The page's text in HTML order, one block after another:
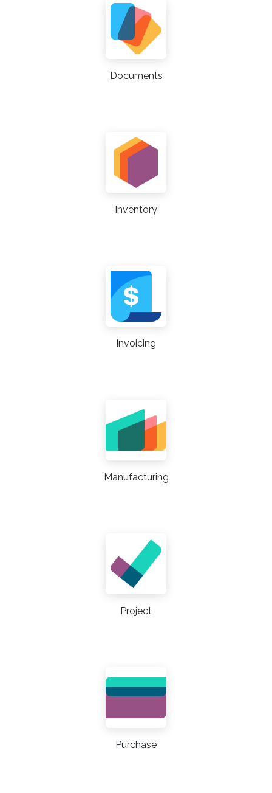
Documents
Inventory
Invoicing
Manufacturing
Project
Purchase